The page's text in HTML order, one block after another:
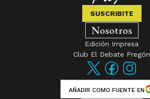
SUSCRIBITE
Nosotros
Edición Impresa
Club El Debate Pregón
AÑADIR COMO FUENTE EN